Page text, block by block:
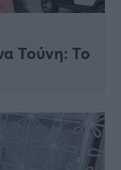
Τούνη: Το